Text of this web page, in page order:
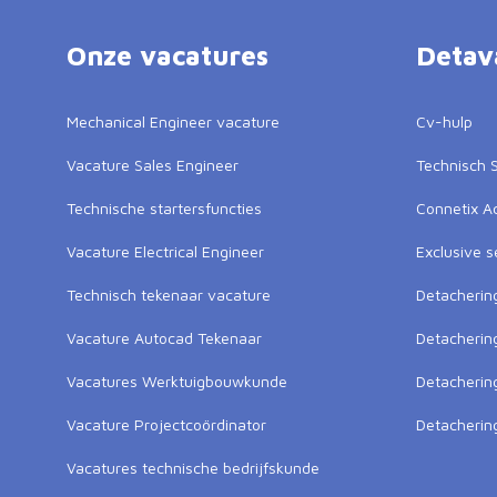
Onze vacatures
Mechanical Engineer vacature
Vacature Sales Engineer
Technische startersfuncties
Vacature Electrical Engineer
Technisch tekenaar vacature
Vacature Autocad Tekenaar
Vacatures Werktuigbouwkunde
Vacature Projectcoördinator
Vacatures technische bedrijfskunde
Cv-hulp
Technisch
Connetix
Exclusive